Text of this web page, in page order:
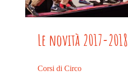
Le novità 2017-2018
Corsi di Circo